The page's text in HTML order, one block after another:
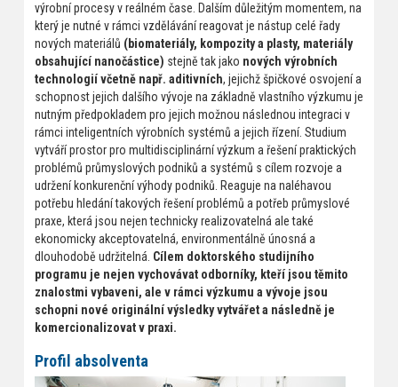
výrobní procesy v reálném čase. Dalším důležitým momentem, na
který je nutné v rámci vzdělávání reagovat je nástup celé řady
nových materiálů (biomateriály, kompozity a plasty, materiály
obsahující nanočástice) stejně tak jako nových výrobních
technologií včetně např. aditivních, jejichž špičkové osvojení a
schopnost jejich dalšího vývoje na základně vlastního výzkumu je
nutným předpokladem pro jejich možnou následnou integraci v
rámci inteligentních výrobních systémů a jejich řízení. Studium
vytváří prostor pro multidisciplinární výzkum a řešení praktických
problémů průmyslových podniků a systémů s cílem rozvoje a
udržení konkurenční výhody podniků. Reaguje na naléhavou
potřebu hledání takových řešení problémů a potřeb průmyslové
praxe, která jsou nejen technicky realizovatelná ale také
ekonomicky akceptovatelná, environmentálně únosná a
dlouhodobě udržitelná. Cílem doktorského studijního
programu je nejen vychovávat odborníky, kteří jsou těmito
znalostmi vybaveni, ale v rámci výzkumu a vývoje jsou
schopni nové originální výsledky vytvářet a následně je
komercionalizovat v praxi.
Profil absolventa